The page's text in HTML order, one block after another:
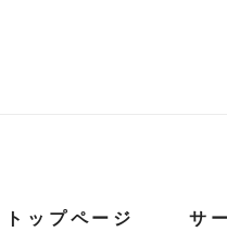
トップページ サ